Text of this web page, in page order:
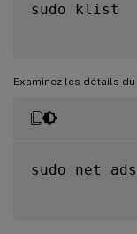
sudo klist
Examinez les détails
sudo net